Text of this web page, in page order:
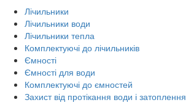
Лічильники
Лічильники води
Лічильники тепла
Комплектуючі до лічильників
Ємності
Ємності для води
Комплектуючі до ємностей
Захист від протікання води і затоплення